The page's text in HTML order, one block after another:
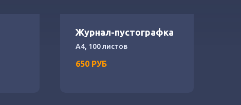
Журнал-пустографка
А4, 100 листов
650 РУБ